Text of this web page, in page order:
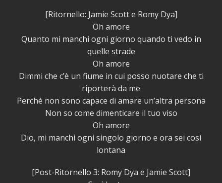
[Ritornello: Jamie Scott e Romy Dya]
Oh amore
Quanto mi manchi ogni giorno quando ti vedo in
quelle strade
Oh amore
Dimmi che c’è un fiume in cui posso nuotare che ti
riporterà da me
Perché non sono capace di amare un’altra persona
Non so come dimenticare il tuo viso
Oh amore
Dio, mi manchi ogni singolo giorno e ora sei così
lontana
[Post-Ritornello 3: Romy Dya e Jamie Scott]